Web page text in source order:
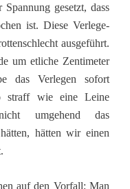
gesetzt, dass
ist. Diese Verlege-
ausgeführt.
um etliche Zentimeter
das Verlegen sofort
straff wie eine Leine
umgehend das
hätten, hätten wir einen
auf den Vorfall: Man